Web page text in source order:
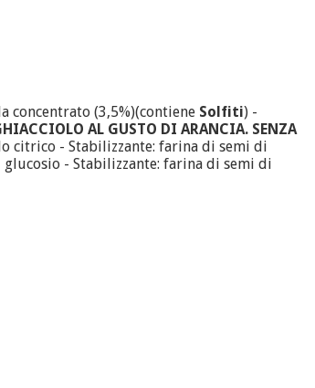
concentrato (3,5%)(contiene Solfiti) -
AL GUSTO DI ARANCIA. SENZA
citrico - Stabilizzante: farina di semi di
- Stabilizzante: farina di semi di